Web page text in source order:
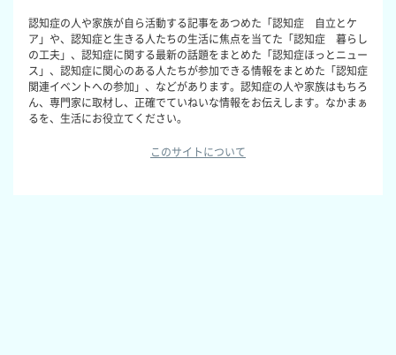
認知症の人や家族が自ら活動する記事をあつめた「認知症 自立とケ
ア」や、認知症と生きる人たちの生活に焦点を当てた「認知症 暮らし
の工夫」、認知症に関する最新の話題をまとめた「認知症ほっとニュー
ス」、認知症に関心のある人たちが参加できる情報をまとめた「認知症
関連イベントへの参加」、などがあります。認知症の人や家族はもちろ
ん、専門家に取材し、正確でていねいな情報をお伝えします。なかまぁ
るを、生活にお役立てください。
このサイトについて